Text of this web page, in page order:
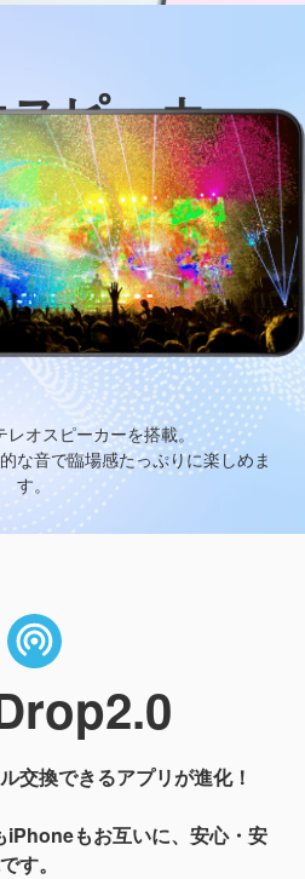
ピーカー
レオスピーカーを搭載。
な音で臨場感たっぷりに楽しめま
す。
交換できるアプリが進化！
もお互いに、安心・安
す。